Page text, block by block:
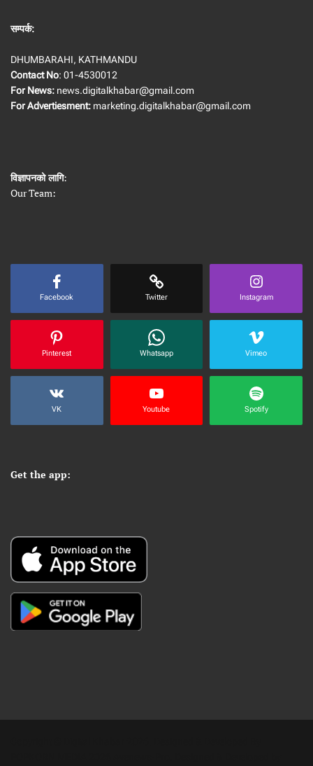
सम्पर्क:
DHUMBARAHI, KATHMANDU
Contact No: 01-4530012
For News: news.digitalkhabar@gmail.com
For Advertiesment: marketing.digitalkhabar@gmail.com
विज्ञापनको लागि:
Our Team:
Facebook Twitter Instagram
Pinterest Whatsapp Vimeo
VK Youtube Spotify
Get the app: